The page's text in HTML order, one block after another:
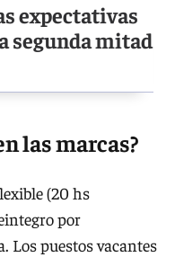
expectativas
segunda mitad
las marcas?
(20 hs
por
Los puestos vacantes